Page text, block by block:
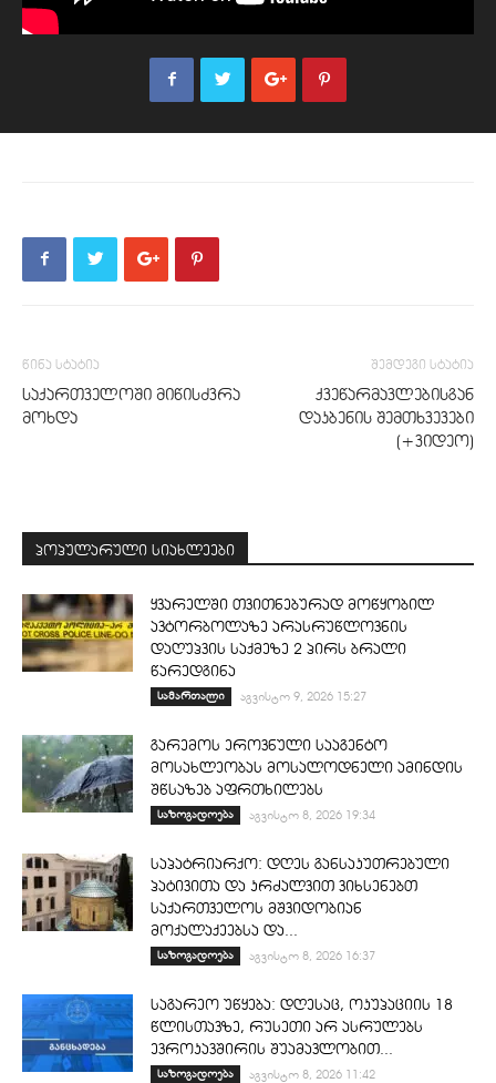
წინა სტატია
საქართველოში მიწისძვრა
მოხდა
შემდეგი სტატია
ქვეწარმავლებისგან
დაკბენის შემთხვევები
(+ვიდეო)
პოპულარული სიახლეები
ყვარელში თვითნებურად მოწყობილ
ავტორბოლაზე არასრუწლოვნის
დაღუპვის საქმეზე 2 პირს ბრალი
წარედგინა
სამართალი აგვისტო 9, 2026 15:27
გარემოს ეროვნული სააგენტო
მოსახლეობას მოსალოდნელი ამინდის
შწსაზებ აფრთხილებს
საზოგადოება აგვისტო 8, 2026 19:34
საპატრიარქო: დღეს განსაკუთრებული
პატივითა და კრძალვით ვიხსენებთ
საქართველოს მშვიდობიან
მოქალაქეებსა და...
საზოგადოება აგვისტო 8, 2026 16:37
საგარეო უწყება: დღესაც, ოკუპაციის 18
წლისთავზე, რუსეთი არ ასრულებს
ევროკავშირის შუამავლობით...
საზოგადოება აგვისტო 8, 2026 11:42